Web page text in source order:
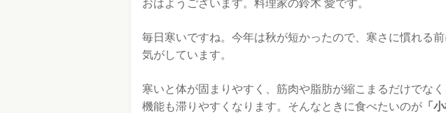
おはようございます。料理家の鈴木 愛です。
毎日寒いですね。今年は秋が短かったので、寒さに慣れる
気がしています。
寒いと体が固まりやすく、筋肉や脂肪が縮こまるだけでな
機能も滞りやすくなります。そんなときに食べたいのが 「